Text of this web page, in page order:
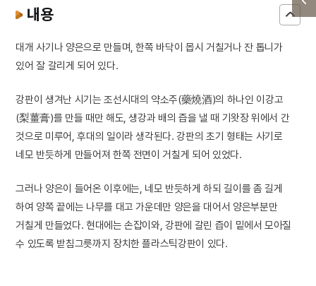
내용
대개 사기나 양은으로 만들며, 한쪽 바닥이 몹시 거칠거나 잔 톱니가
있어 잘 갈리게 되어 있다.
강판이 생겨난 시기는 조선시대의 약소주(藥燒酒)의 하나인 이강고
(梨薑膏)를 만들 때만 해도, 생강과 배의 즙을 낼 때 기왓장 위에서 간
것으로 미루어, 후대의 일이라 생각된다. 강판의 초기 형태는 사기로
네모 반듯하게 만들어져 한쪽 전면이 거칠게 되어 있었다.
그러나 양은이 들어온 이후에는, 네모 반듯하게 하되 길이를 좀 길게
하여 양쪽 끝에는 나무를 대고 가운데만 양은을 대어서 양은부분만
거칠게 만들었다. 현대에는 손잡이와, 강판에 갈린 즙이 밑에서 모아질
수 있도록 받침그릇까지 장치한 플라스틱강판이 있다.